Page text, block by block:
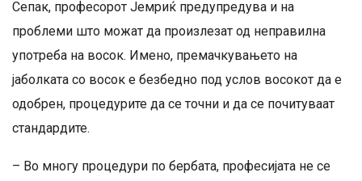
Сепак, професорот Јемриќ предупредува и на
проблеми што можат да произлезат од неправилна
употреба на восок. Имено, премачкувањето на
јаболката со восок е безбедно под услов восокот да е
одобрен, процедурите да се точни и да се почитуваат
стандардите.
– Во многу процедури по бербата, професијата не се